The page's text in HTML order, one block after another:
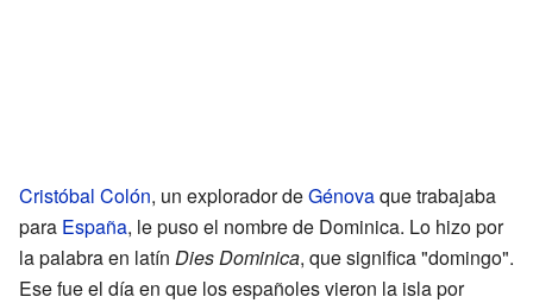
Cristóbal Colón, un explorador deGénovaque trabajaba
para España, le puso el nombre de Dominica. Lo hizo por
la palabra en latín Dies Dominica, que significa "domingo".
Ese fue el día en que los españoles vieron la isla por